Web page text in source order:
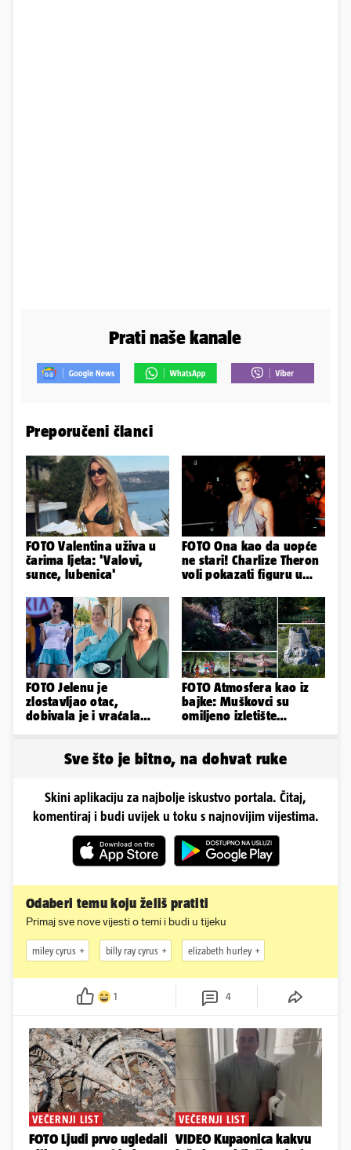
Prati naše kanale
Preporučeni članci
FOTO Valentina uživa u
čarima ljeta: 'Valovi,
sunce, lubenica'
FOTO Ona kao da uopće
ne stari! Charlize Theron
voli pokazati figuru u
FOTO Jelenu je
zlostavljao otac,
dobivala je i vraćala
FOTO Atmosfera kao iz
bajke: Muškovci su
omiljeno izletište
Sve što je bitno, na dohvat ruke
Skini aplikaciju za najbolje iskustvo portala. Čitaj,
komentiraj i budi uvijek u toku s najnovijim vijestima.
Odaberi temu koju želiš pratiti
Primaj sve nove vijesti o temi i budi u tijeku
miley cyrus billy ray cyrus elizabeth hurley
1 4